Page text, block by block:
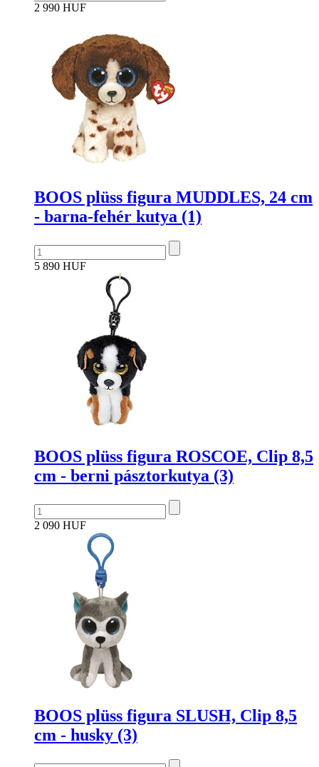
2 990 HUF
BOOS plüss figura MUDDLES, 24 cm
- barna-fehér kutya (1)
5 890 HUF
BOOS plüss figura ROSCOE, Clip 8,5
cm - berni pásztorkutya (3)
2 090 HUF
BOOS plüss figura SLUSH, Clip 8,5
cm - husky (3)